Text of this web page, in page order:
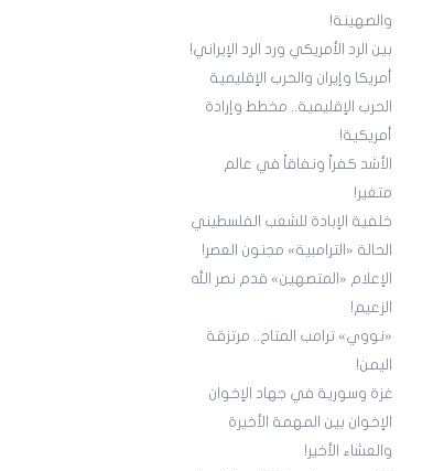
والصهينة!
بين الرد الأمريكي ورد الرد الإيراني!
أمريكا وإيران والحرب الإقليمية
الحرب الإقليمية.. مخطط وإرادة
أمريكية!
الأشد كفراً ونفاقاً في عالم
متغير!
خلفية الإبادة للشعب الفلسطيني
الحالة «الترامبية» مجنون العصر!
الإعلام «المتصهين» قدم نصر الله
الزعيم!
«نووي» ترامب المتاح.. مرتزقة
اليمن!
غزة وسورية في جهاد الإخوان
الإخوان بين المهمة الأخيرة
والعشاء الأخير!